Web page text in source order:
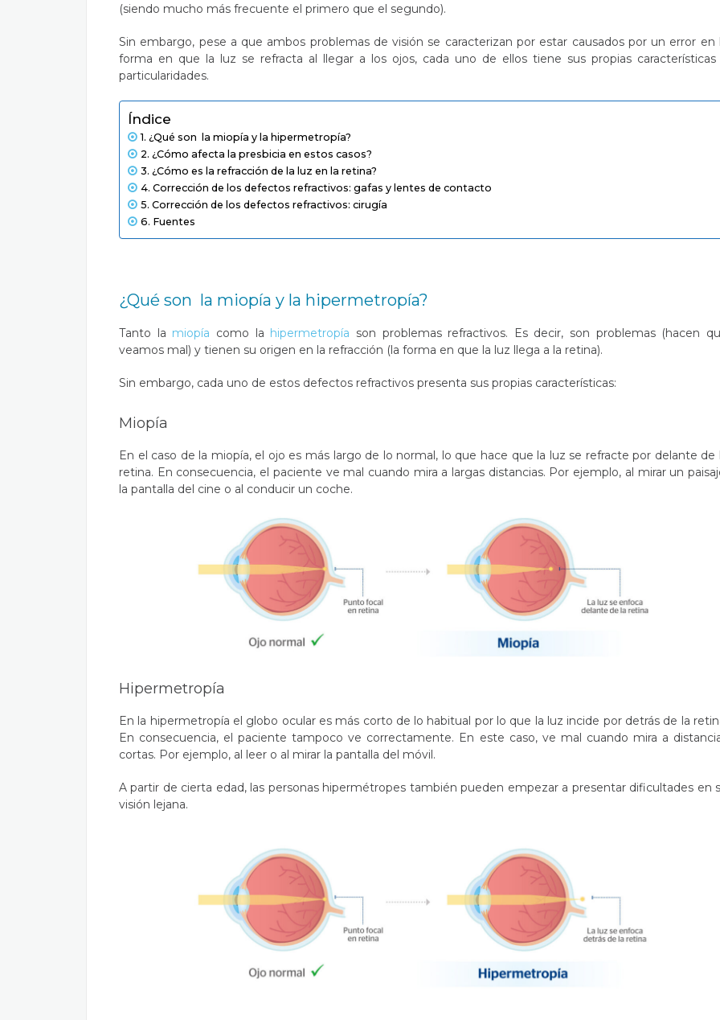
(siendo mucho más frecuente el primero que el segundo).
Sin embargo, pese a que ambos problemas de visión se caracterizan por estar causados por un error en
forma en que la luz se refracta al llegar a los ojos, cada uno de ellos tiene sus propias características
particularidades.
Índice
¿Qué son la miopía y la hipermetropía?
¿Cómo afecta la presbicia en estos casos?
¿Cómo es la refracción de la luz en la retina?
Corrección de los defectos refractivos: gafas y lentes de contacto
Corrección de los defectos refractivos: cirugía
Fuentes
¿Qué son la miopía y la hipermetropía?
Tanto la miopía como la hipermetropía son problemas refractivos. Es decir, son problemas (hacen
veamos mal) y tienen su origen en la refracción (la forma en que la luz llega a la retina).
Sin embargo, cada uno de estos defectos refractivos presenta sus propias características:
Miopía
En el caso de la miopía, el ojo es más largo de lo normal, lo que hace que la luz se refracte por delante de
retina. En consecuencia, el paciente ve mal cuando mira a largas distancias. Por ejemplo, al mirar un
la pantalla del cine o al conducir un coche.
Hipermetropía
En la hipermetropía el globo ocular es más corto de lo habitual por lo que la luz incide por detrás de la
En consecuencia, el paciente tampoco ve correctamente. En este caso, ve mal cuando mira a
cortas. Por ejemplo, al leer o al mirar la pantalla del móvil.
A partir de cierta edad, las personas hipermétropes también pueden empezar a presentar dificultades en
visión lejana.